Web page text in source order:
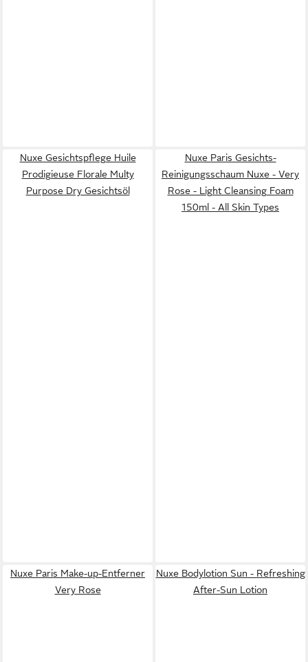
Nuxe Gesichtspflege Huile
Prodigieuse Florale Multy
Purpose Dry Gesichtsöl
Nuxe Paris Gesichts-
Reinigungsschaum Nuxe - Very
Rose - Light Cleansing Foam
150ml - All Skin Types
Nuxe Paris Make-up-Entferner
Very Rose
Nuxe Bodylotion Sun - Refreshing
After-Sun Lotion